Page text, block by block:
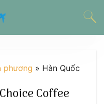
phương » Hàn Quốc
Coffee